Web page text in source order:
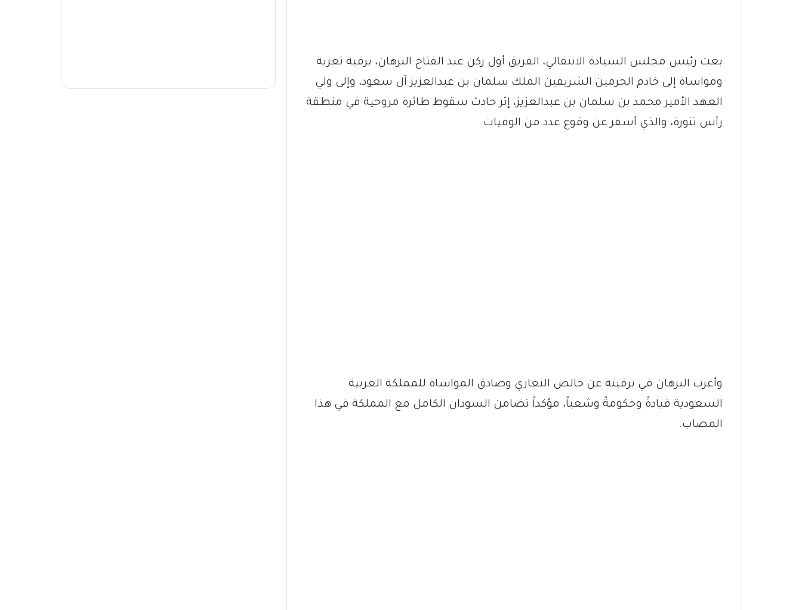
بعث رئيس مجلس السيادة الانتقالي، الفريق أول ركن عبد الفتاح البرهان، برقية تعزية
ومواساة إلى خادم الحرمين الشريفين الملك سلمان بن عبدالعزيز آل سعود، وإلى ولي
العهد الأمير محمد بن سلمان بن عبدالعزيز، إثر حادث سقوط طائرة مروحية في منطقة
رأس تنورة، والذي أسفر عن وقوع عدد من الوفيات.
وأعرب البرهان في برقيته عن خالص التعازي وصادق المواساة للمملكة العربية
السعودية قيادةً وحكومةً وشعباً، مؤكداً تضامن السودان الكامل مع المملكة في هذا
المصاب.